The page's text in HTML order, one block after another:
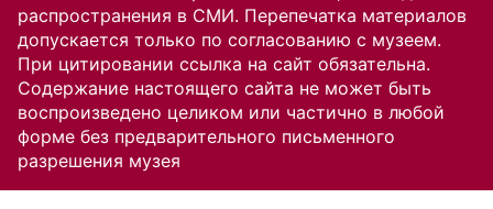
распространения в СМИ. Перепечатка материалов
допускается только по согласованию с музеем.
При цитировании ссылка на сайт обязательна.
Содержание настоящего сайта не может быть
воспроизведено целиком или частично в любой
форме без предварительного письменного
разрешения музея